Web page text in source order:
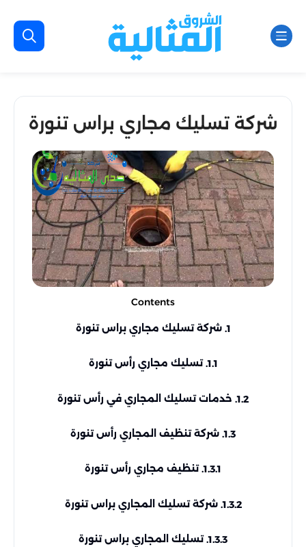
شركة تسليك مجاري براس تنورة
Contents
1. شركة تسليك مجاري براس تنورة
1.1. تسليك مجاري رأس تنورة
1.2. خدمات تسليك المجاري في رأس تنورة
1.3. شركة تنظيف المجاري رأس تنورة
1.3.1. تنظيف مجاري رأس تنورة
1.3.2. شركة تسليك المجاري براس تنورة
1.3.3. تسليك المجاري براس تنورة